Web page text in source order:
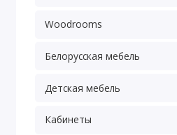
Woodrooms
Белорусская мебель
Детская мебель
Кабинеты